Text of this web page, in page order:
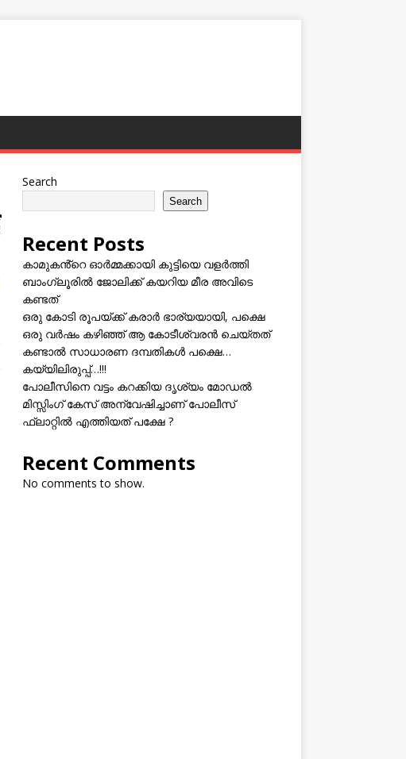
Search
Search
Recent Posts
കാമുകൻ്റെ ഓർമ്മക്കായി കുട്ടിയെ വളർത്തി
ബാംഗ്ലൂരിൽ ജോലിക്ക് കയറിയ മീര അവിടെ
കണ്ടത്
ഒരു കോടി രൂപയ്ക്ക് കരാർ ഭാര്യയായി, പക്ഷെ
ഒരു വർഷം കഴിഞ്ഞ് ആ കോടീശ്വരൻ ചെയ്തത്
കണ്ടാൽ സാധാരണ ദമ്പതികൾ പക്ഷെ…
കയ്യിലിരുപ്പ്…!!!
പോലീസിനെ വട്ടം കറക്കിയ ദൃശ്യം മോഡല്‍
മിസ്സിംഗ് കേസ് അന്വേഷിച്ചാണ് പോലീസ്
ഫ്ലാറ്റിൽ എത്തിയത് പക്ഷേ ?
Recent Comments
No comments to show.